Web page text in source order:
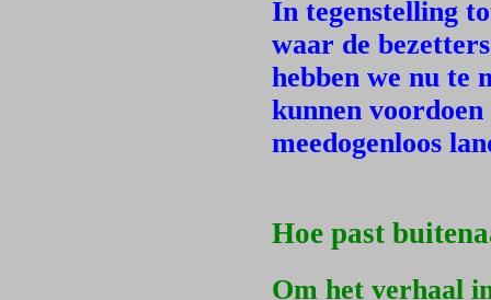
In tegenstelling
waar de
hebben we nu te
kunnen
meedogenloos
Hoe past
Om het verhaal